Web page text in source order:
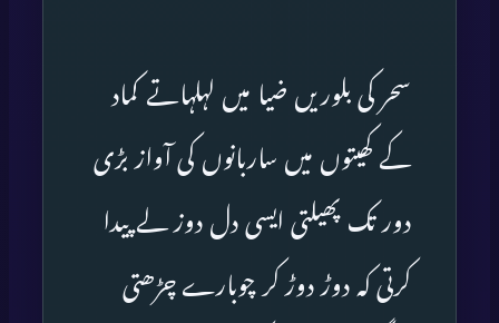
سحر کی بلوریں ضیا میں لہلہاتے کماد
کے کھیتوں میں ساربانوں کی آواز بڑی
دور تک پھیلتی ایسی دل دوز لے پیدا
کرتی کہ دوڑ دوڑ کر چوبارے چڑھتی